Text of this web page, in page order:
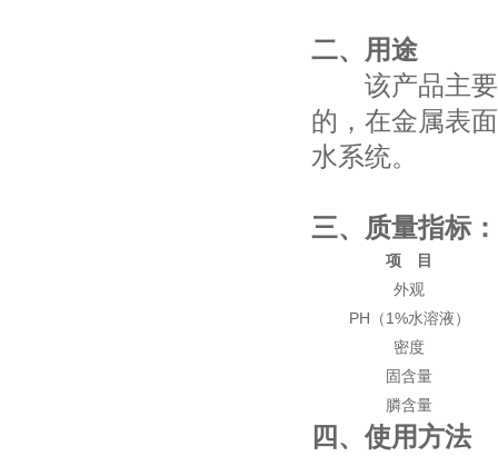
二、用途
该产品主要
的，在金属表
水系统。
三、质量指标：
项 目
外观
PH（1%水溶液）
密度
固含量
膦含量
四、使用方法